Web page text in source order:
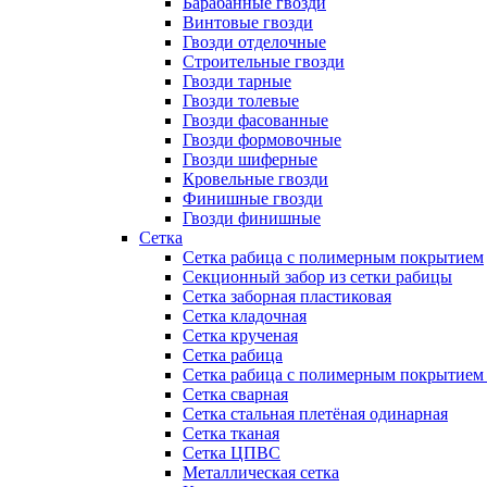
Винтовые гвозди
Гвозди отделочные
Строительные гвозди
Гвозди тарные
Гвозди толевые
Гвозди фасованные
Гвозди формовочные
Гвозди шиферные
Кровельные гвозди
Финишные гвозди
Гвозди финишные
Сетка
Сетка рабица с полимерным покрытием
Секционный забор из сетки рабицы
Сетка заборная пластиковая
Сетка кладочная
Сетка крученая
Сетка рабица
Сетка рабица с полимерным покрытием
Сетка сварная
Сетка стальная плетёная одинарная
Сетка тканая
Сетка ЦПВС
Металлическая сетка